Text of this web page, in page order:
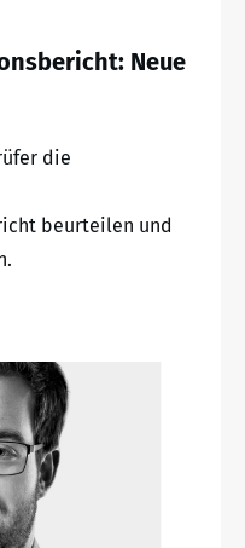
Neue
die
beurteilen und